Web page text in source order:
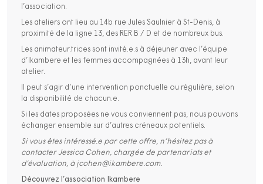
l’association.
Les ateliers ont lieu au 14b rue Jules Saulnier à St-Denis, à
proximité de la ligne 13, des RER B / D et de nombreux bus.
Les animateur.trices sont invité.e.s à déjeuner avec l’équipe
d’Ikambere et les femmes accompagnées à 13h, avant leur
atelier.
Il peut s’agir d’une intervention ponctuelle ou régulière, selon
la disponibilité de chacun.e.
Si les dates proposées ne vous conviennent pas, nous pouvons
échanger ensemble sur d’autres créneaux potentiels.
Si vous êtes intéressé.e par cette offre, n’hésitez pas à
contacter Jessica Cohen, chargée de partenariats et
d’évaluation, à jcohen@ikambere.com.
Découvrez l’association Ikambere